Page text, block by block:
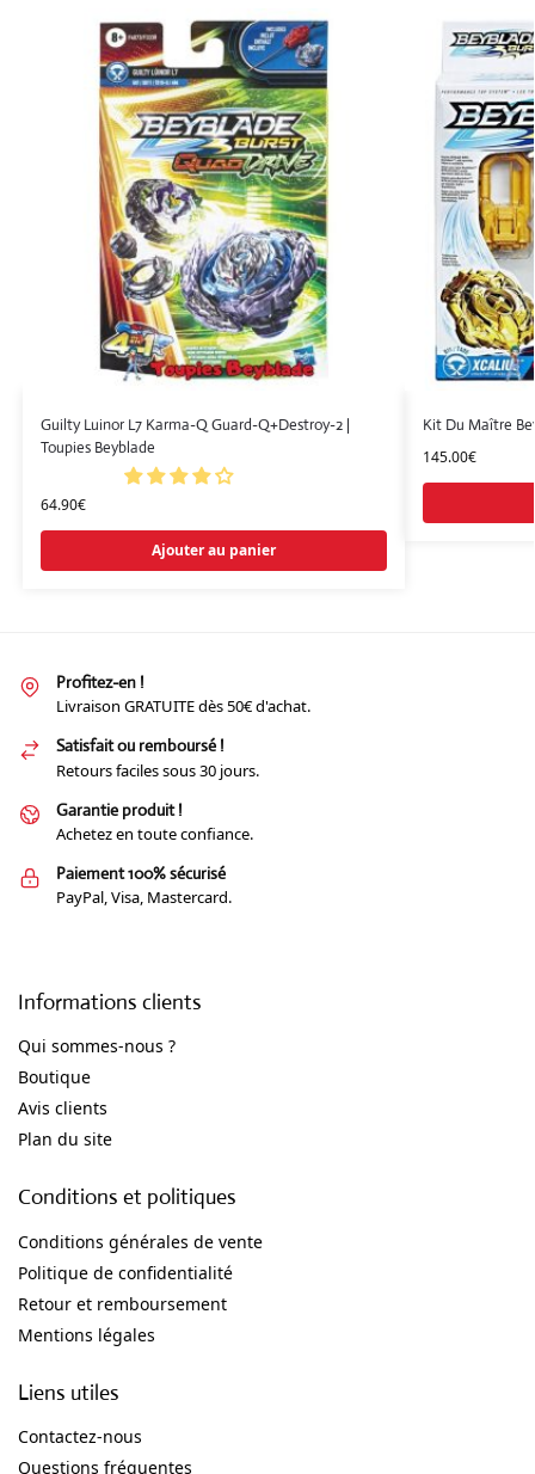
Guilty Luinor L7 Karma-Q Guard-Q+Destroy-2 |
Toupies Beyblade
64.90€
Ajouter au panier
Kit Du Maître
145.00€
Profitez-en !
Livraison GRATUITE dès 50€ d'achat.
Satisfait ou remboursé !
Retours faciles sous 30 jours.
Garantie produit !
Achetez en toute confiance.
Paiement 100% sécurisé
PayPal, Visa, Mastercard.
Informations clients
Qui sommes-nous ?
Boutique
Avis clients
Plan du site
Conditions et politiques
Conditions générales de vente
Politique de confidentialité
Retour et remboursement
Mentions légales
Liens utiles
Contactez-nous
Questions fréquentes